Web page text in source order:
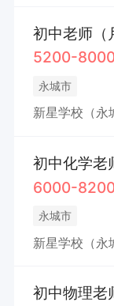
初中老师（
5200-
永城市
新星学校（永
初中化学老
6000-
永城市
新星学校（永
初中物理老